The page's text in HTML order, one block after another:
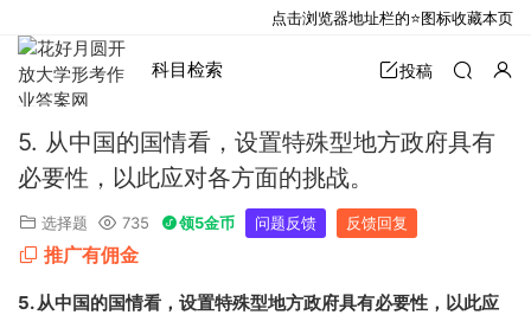
科目检索 投稿
5. 从中国的国情看，设置特殊型地方政府具有
必要性，以此应对各方面的挑战。
选择题 735 领5金币 问题反馈 反馈回复
推广有佣金
5.从中国的国情看，设置特殊型地方政府具有必要性，以此应
点击浏览器地址栏的⭐图标收藏本页